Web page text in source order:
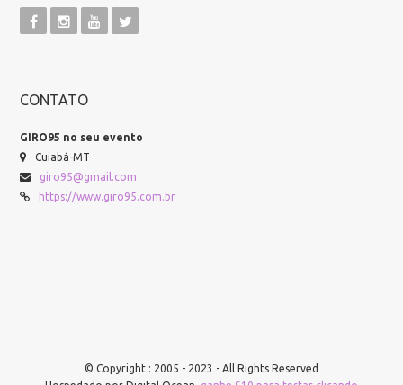
CONTATO
GIRO95 no seu evento
Cuiabá-MT
giro95@gmail.com
https://www.giro95.com.br
© Copyright : 2005 - 2023 - All Rights Reserved